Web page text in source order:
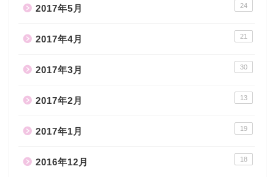
2017年5月 24
2017年4月 21
2017年3月 30
2017年2月 13
2017年1月 19
2016年12月 18